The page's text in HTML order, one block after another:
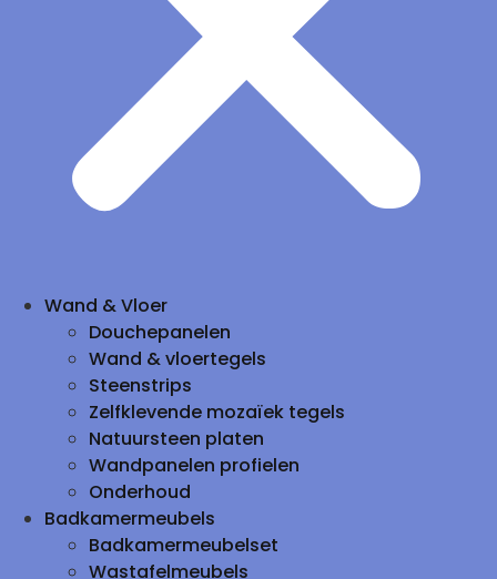
Wand & Vloer
Douchepanelen
Wand & vloertegels
Steenstrips
Zelfklevende mozaïek tegels
Natuursteen platen
Wandpanelen profielen
Onderhoud
Badkamermeubels
Badkamermeubelset
Wastafelmeubels